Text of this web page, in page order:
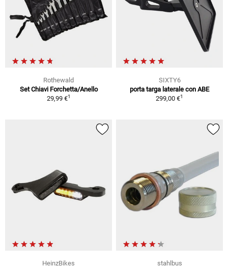
Rothewald
Set Chiavi Forchetta/Anello
29,99 €1
SIXTY6
porta targa laterale con ABE
299,00 €1
HeinzBikes
stahlbus